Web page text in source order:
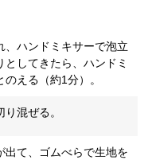
、ハンドミキサーで泡立
してきたら、ハンドミ
える（約1分）。
混ぜる。
出て、ゴムべらで生地を